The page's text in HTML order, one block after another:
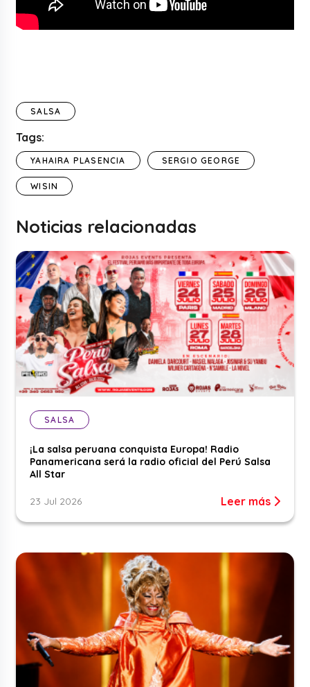
SALSA
Tags:
YAHAIRA PLASENCIA SERGIO GEORGE
WISIN
Noticias relacionadas
SALSA
¡La salsa peruana conquista Europa! Radio
Panamericana será la radio oficial del Perú Salsa
All Star
23 Jul 2026 Leer más